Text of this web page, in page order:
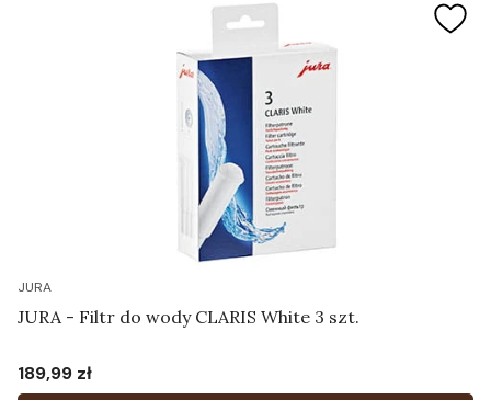
JURA
JURA - Filtr do wody CLARIS White 3 szt.
Cena
189,99 zł